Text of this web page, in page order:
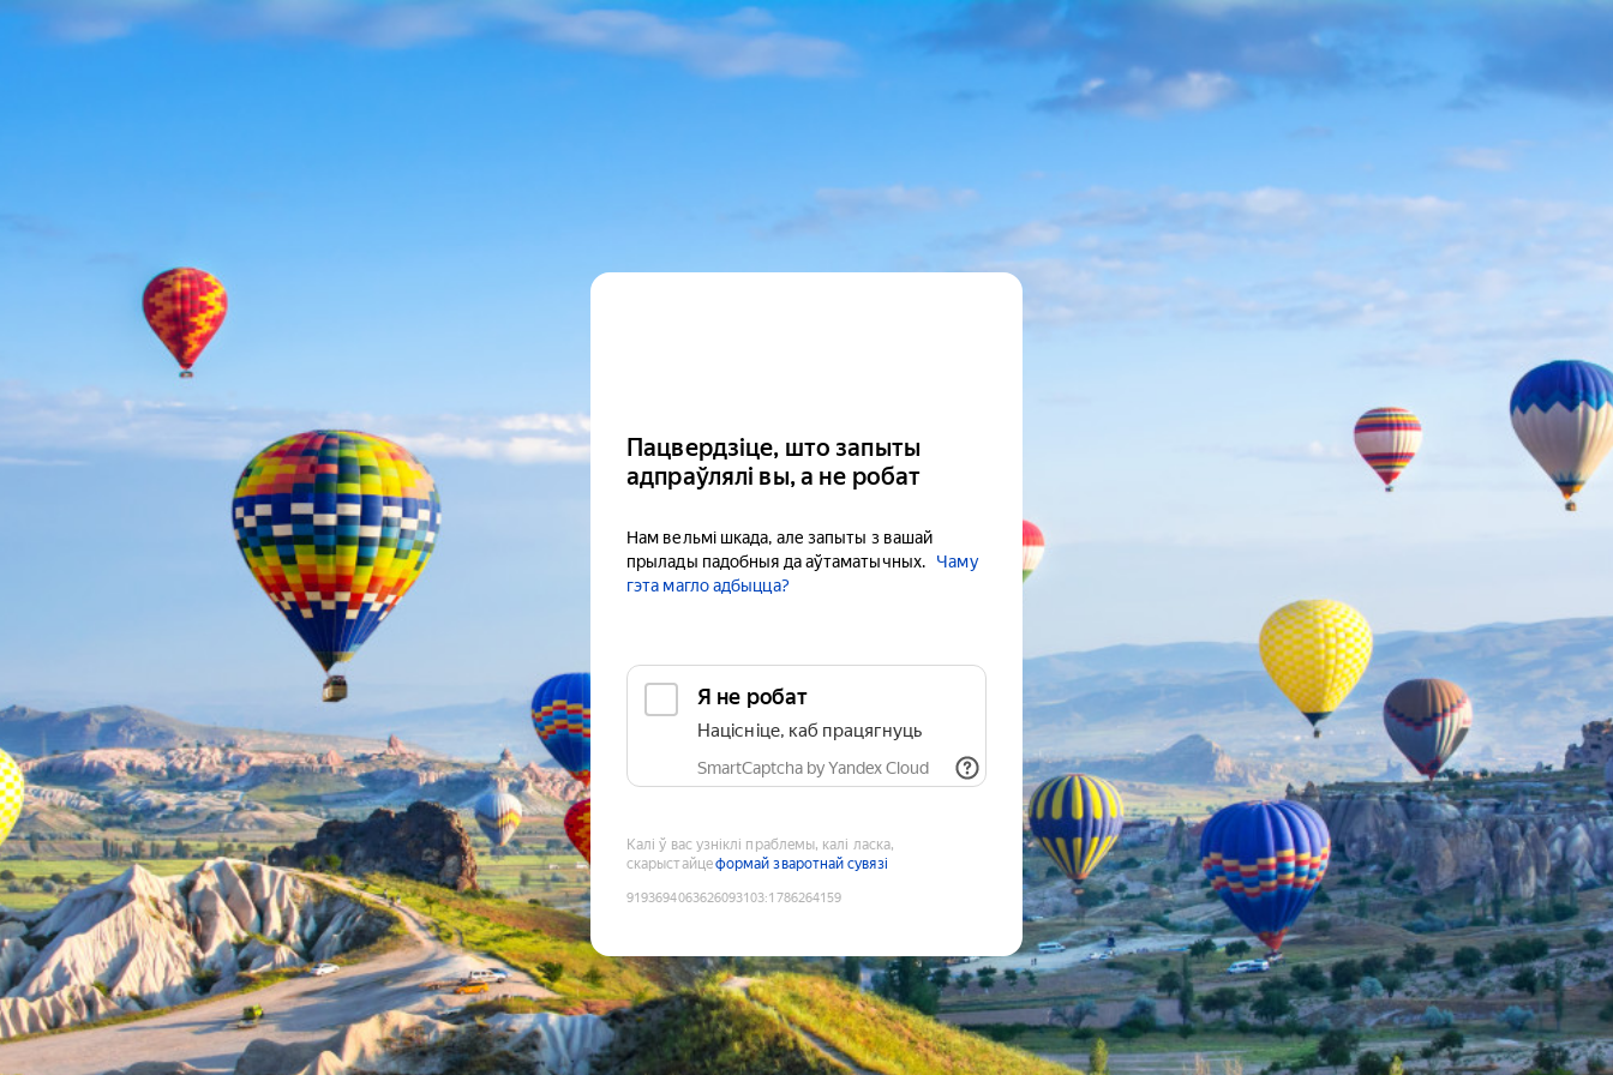
Пацвердзіце, што запыты
адпраўлялі вы, а не робат
Нам вельмі шкада, але запыты з вашай
прылады падобныя да аўтаматычных.
Чаму
гэта магло адбыцца?
Я не робат
Націсніце, каб працягнуць
SmartCaptcha by Yandex Cloud
Калі ў вас узніклі праблемы, калі ласка,
скарыстайцеформай зваротнай сувязі
9193694063626093103:1786264159